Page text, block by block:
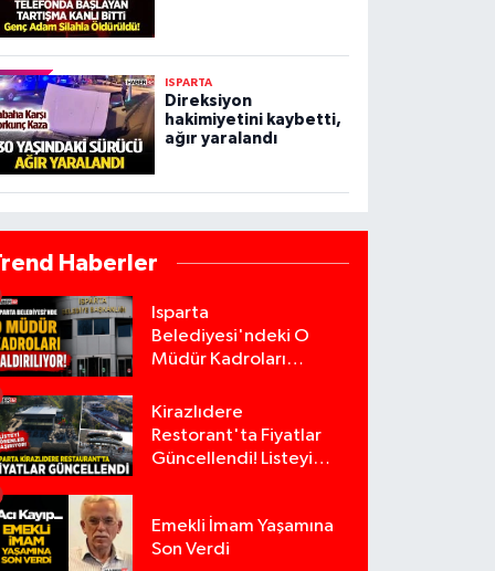
ISPARTA
Direksiyon
hakimiyetini kaybetti,
ağır yaralandı
Haberler
Isparta
Belediyesi'ndeki O
Müdür Kadroları
Kirazlıdere
Restorant'ta Fiyatlar
Güncellendi! Listeyi
Emekli İmam Yaşamına
Son Verdi